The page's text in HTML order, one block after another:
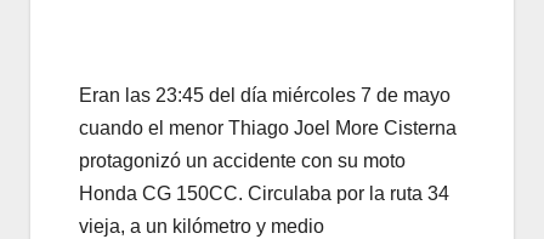
Eran las 23:45 del día miércoles 7 de mayo
cuando el menor Thiago Joel More Cisterna
protagonizó un accidente con su moto
Honda CG 150CC. Circulaba por la ruta 34
vieja, a un kilómetro y medio